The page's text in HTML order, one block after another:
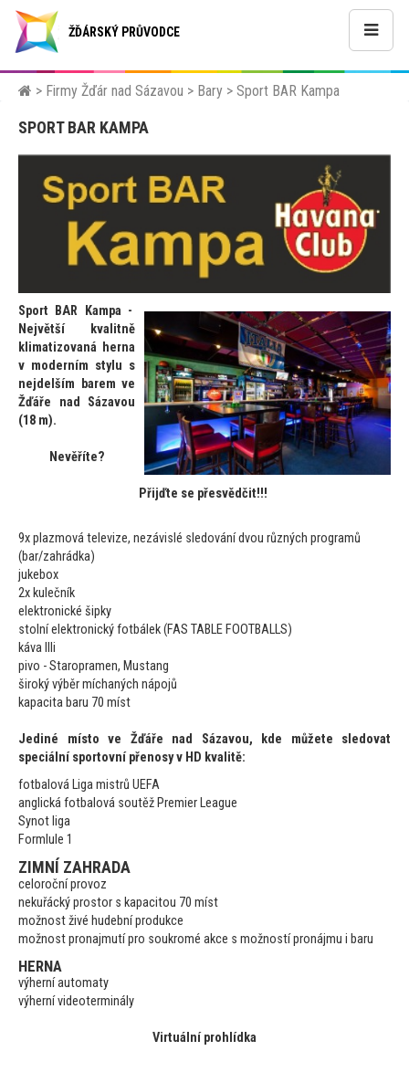
ŽĎÁRSKÝ PRŮVODCE
> Firmy Žďár nad Sázavou > Bary > Sport BAR Kampa
SPORT BAR KAMPA
Sport BAR Kampa -
Největší kvalitně
klimatizovaná herna
v moderním stylu s
nejdelším barem ve
Žďáře nad Sázavou
(18 m).
Nevěříte?
Přijďte se přesvědčit!!!
9x plazmová televize, nezávislé sledování dvou různých programů
(bar/zahrádka)
jukebox
2x kulečník
elektronické šipky
stolní elektronický fotbálek (FAS TABLE FOOTBALLS)
káva Illi
pivo - Staropramen, Mustang
široký výběr míchaných nápojů
kapacita baru 70 míst
Jediné místo ve Žďáře nad Sázavou, kde můžete sledovat
speciální sportovní přenosy v HD kvalitě:
fotbalová Liga mistrů UEFA
anglická fotbalová soutěž Premier League
Synot liga
Formlule 1
ZIMNÍ ZAHRADA
celoroční provoz
nekuřácký prostor s kapacitou 70 míst
možnost živé hudební produkce
možnost pronajmutí pro soukromé akce s možností pronájmu i baru
HERNA
výherní automaty
výherní videoterminály
Virtuální prohlídka